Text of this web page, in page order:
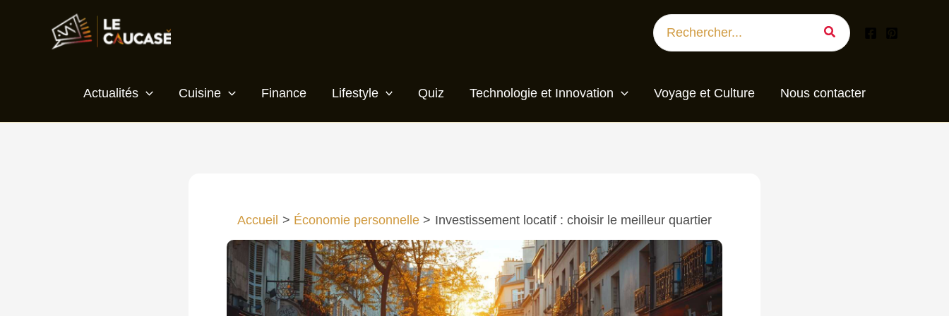
Search
for:
Actualités Cuisine Finance Lifestyle Quiz Technologie et Innovation Voyage et Culture Nous contacter
Accueil Économie personnelle Investissement locatif : choisir le meilleur quartier